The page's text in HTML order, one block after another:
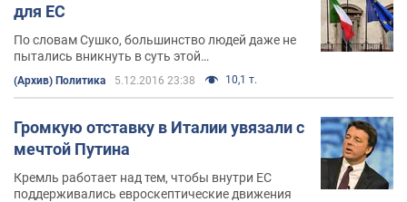
для ЕС
По словам Сушко, большинство людей даже не
пытались вникнуть в суть этой
(Архив) Политика 5.12.2016 23:38 10,1 т.
Громкую отставку в Италии увязали с
мечтой Путина
Кремль работает над тем, чтобы внутри ЕС
поддерживались евроскептические движения